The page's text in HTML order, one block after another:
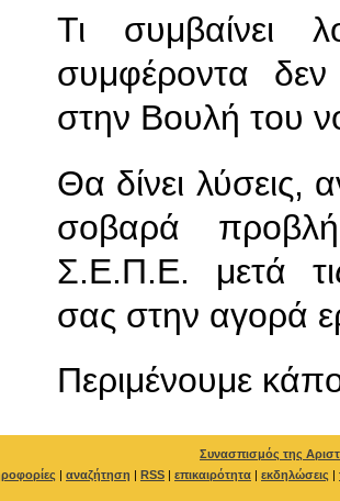
Τι συμβαίνει
συμφέροντα δεν
στην Βουλή του
Θα δίνει λύσεις,
σοβαρά
Σ.Ε.Π.Ε. μετά τις
σας στην αγορά
Περιμένουμε
Συνασπισμός της
| αναζήτηση | RSS | επικαιρότητα | εκδηλώσεις |